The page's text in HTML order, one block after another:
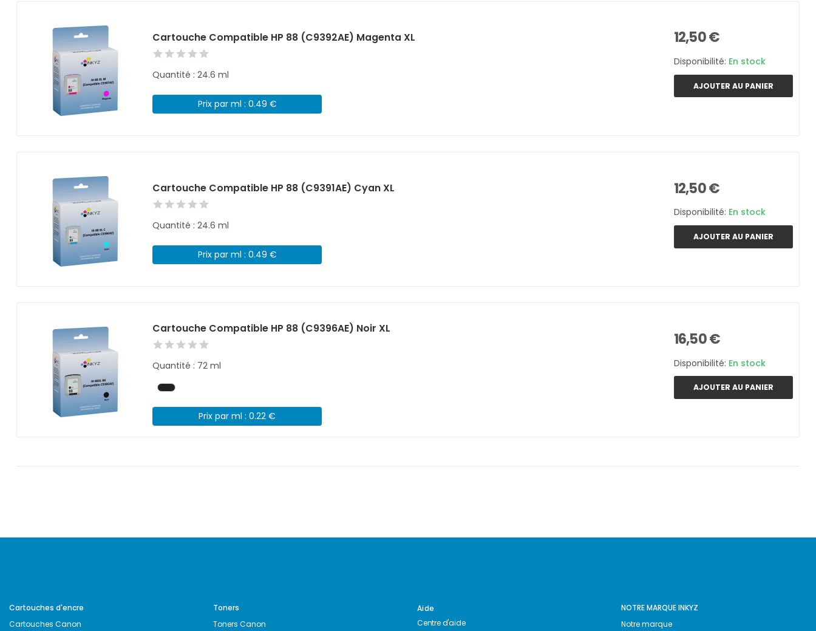
Cartouche Compatible HP 88 (C9392AE) Magenta XL
Quantité : 24.6 ml
Prix par ml : 0.49 €
12,50 €
Disponibilité: En stock
AJOUTER AU PANIER
Cartouche Compatible HP 88 (C9391AE) Cyan XL
Quantité : 24.6 ml
Prix par ml : 0.49 €
12,50 €
Disponibilité: En stock
AJOUTER AU PANIER
Cartouche Compatible HP 88 (C9396AE) Noir XL
Quantité : 72 ml
Prix par ml : 0.22 €
16,50 €
Disponibilité: En stock
AJOUTER AU PANIER
Cartouches d'encre
Cartouches Canon
Toners
Toners Canon
Aide
Centre d'aide
NOTRE MARQUE INKYZ
Notre marque